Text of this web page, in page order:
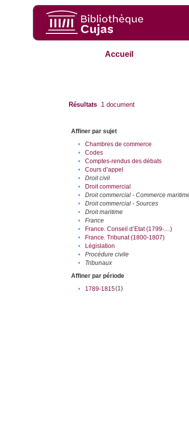
Accueil
Résultats 1 document
Affiner par sujet
•
Chambres de commerce
•
Codes
•
Comptes-rendus des débats
•
Cours d’appel
•
Droit civil
•
Droit commercial
•
Droit commercial - Commerce
•
Droit commercial - Sources
•
Droit maritime
•
France
•
France. Conseil d’Etat (1799-....)
•
France. Tribunat (1800-1807)
•
Législation
•
Procédure civile
•
Tribunaux
Affiner par période
•
1789-1815(1)